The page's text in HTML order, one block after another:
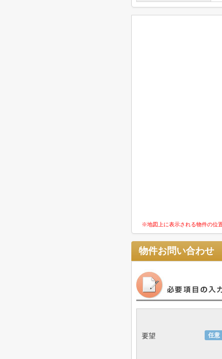
※地図上に表示される物件の位
物件お問い合わせ
任意
要望